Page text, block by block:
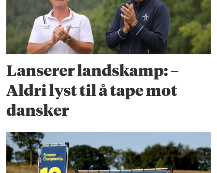
Lanserer landskamp: –
Aldri lyst til å tape mot
dansker